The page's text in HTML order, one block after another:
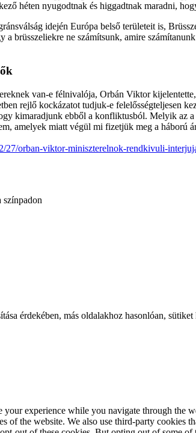
héten nyugodtnak és higgadtnak maradni,
idején Európa belső területeit is,
a brüsszeliekre ne számítsunk, amire
van-e félnivalója, Orbán Viktor
rejlő kockázatot tudjuk-e felelősségteljesen
kimaradjunk ebből a konfliktusból. Melyik az
amelyek miatt végül mi fizetjük meg a háború
27/orban-viktor-miniszterelnok-rendkivuli-
színpadon
érdekében, más oldalakhoz hasonlóan, sütiket
experience while you navigate through the
of the website. We also use third-party cookies